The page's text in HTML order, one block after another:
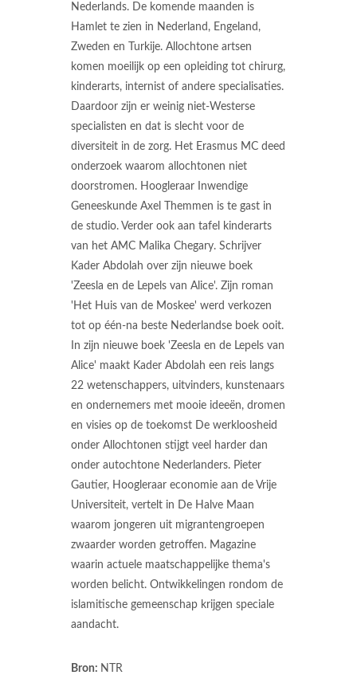
Nederlands. De komende maanden is
Hamlet te zien in Nederland, Engeland,
Zweden en Turkije. Allochtone artsen
komen moeilijk op een opleiding tot chirurg,
kinderarts, internist of andere specialisaties.
Daardoor zijn er weinig niet-Westerse
specialisten en dat is slecht voor de
diversiteit in de zorg. Het Erasmus MC deed
onderzoek waarom allochtonen niet
doorstromen. Hoogleraar Inwendige
Geneeskunde Axel Themmen is te gast in
de studio. Verder ook aan tafel kinderarts
van het AMC Malika Chegary. Schrijver
Kader Abdolah over zijn nieuwe boek
'Zeesla en de Lepels van Alice'. Zijn roman
'Het Huis van de Moskee' werd verkozen
tot op één-na beste Nederlandse boek ooit.
In zijn nieuwe boek 'Zeesla en de Lepels van
Alice' maakt Kader Abdolah een reis langs
22 wetenschappers, uitvinders, kunstenaars
en ondernemers met mooie ideeën, dromen
en visies op de toekomst De werkloosheid
onder Allochtonen stijgt veel harder dan
onder autochtone Nederlanders. Pieter
Gautier, Hoogleraar economie aan de Vrije
Universiteit, vertelt in De Halve Maan
waarom jongeren uit migrantengroepen
zwaarder worden getroffen. Magazine
waarin actuele maatschappelijke thema's
worden belicht. Ontwikkelingen rondom de
islamitische gemeenschap krijgen speciale
aandacht.
Bron: NTR